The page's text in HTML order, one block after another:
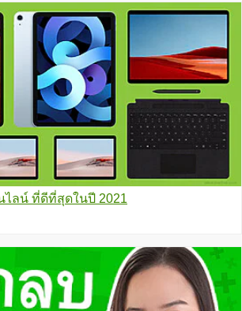
ไลน์ ที่ดีที่สุดในปี 2021